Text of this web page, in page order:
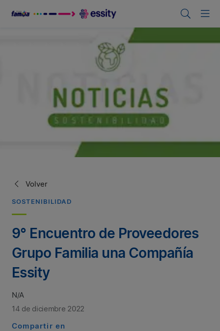
Volver
SOSTENIBILIDAD
9° Encuentro de Proveedores
Grupo Familia una Compañía
Essity
N/A
14 de diciembre 2022
Compartir en